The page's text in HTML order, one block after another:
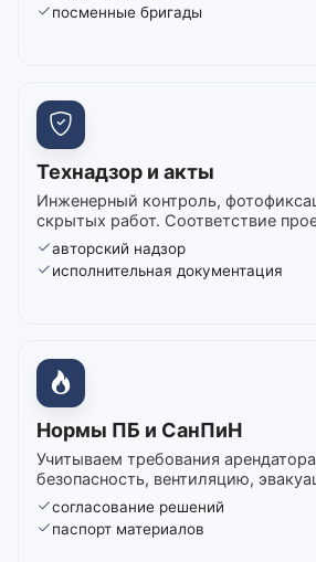
посменные бригады
Технадзор и акты
Инженерный контроль,
скрытых работ. Соответствие
авторский надзор
исполнительная документация
Нормы ПБ и СанПиН
Учитываем требования
безопасность, вентиляцию,
согласование решений
паспорт материалов